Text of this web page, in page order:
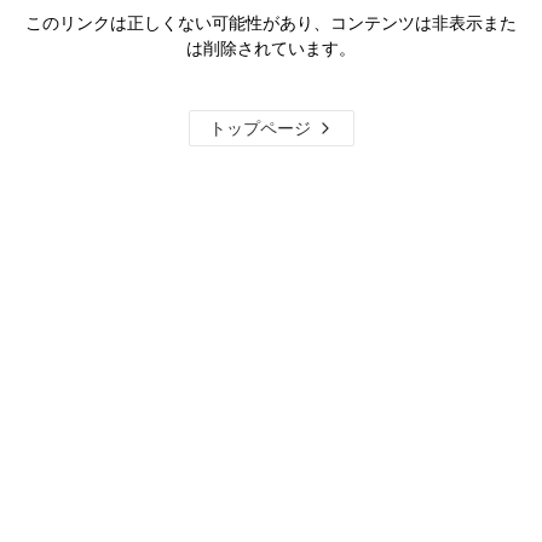
このリンクは正しくない可能性があり、コンテンツは非表示また
は削除されています。
トップページ